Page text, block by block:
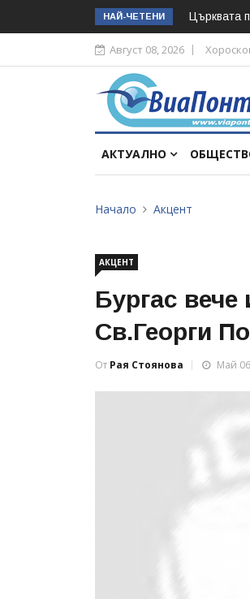
НАЙ-ЧЕТЕНИ Църквата
Август 08, 2026
АКТУАЛНО
Начало Акцент
АКЦЕНТ
Бургас
Св.Георги
От Рая Стоянова Май